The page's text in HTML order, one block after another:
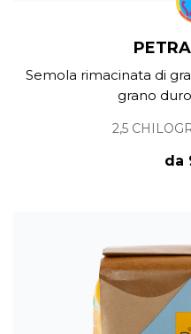
Semola rimacinata di
grano
2,5
da